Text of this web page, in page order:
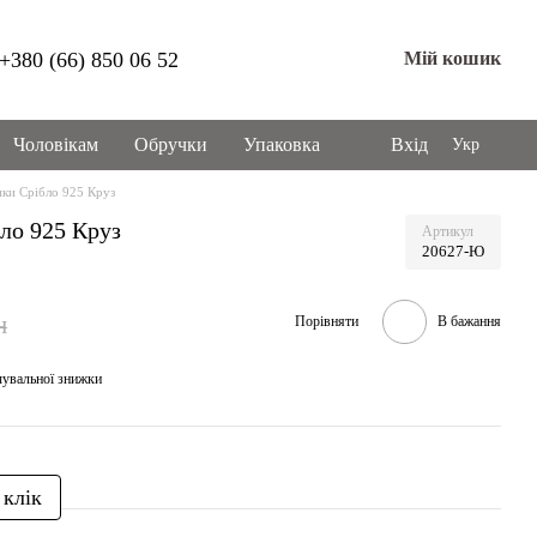
+380 (66) 850 06 52 Мій кошик
Чоловікам Обручки Упаковка Вхід Укр
Срібло 925 Круз
925 Круз Артикул
20627-Ю
Порівняти В бажання
знижки